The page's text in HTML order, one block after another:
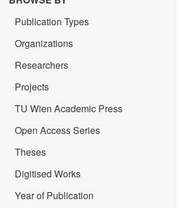
Publication Types
Organizations
Researchers
Projects
TU Wien Academic Press
Open Access Series
Theses
Digitised Works
Year of Publication